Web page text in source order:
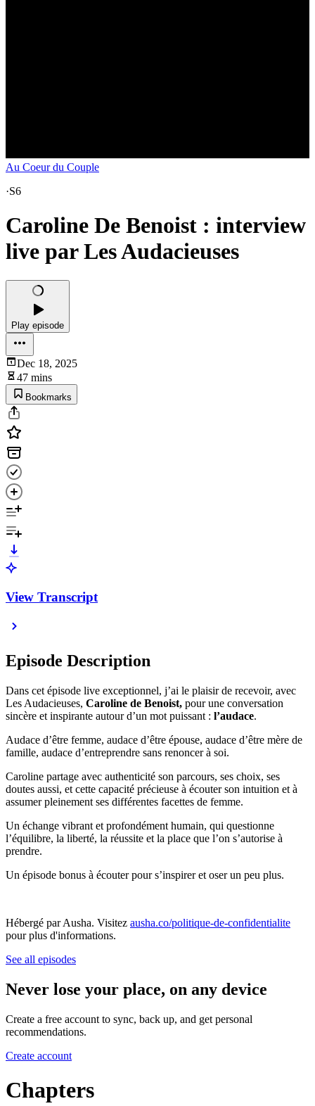
Au Coeur du Couple
·S6
Caroline De Benoist : interview
live par Les Audacieuses
Play episode
Dec 18, 2025
47 mins
Bookmarks
View Transcript
Episode Description
Dans cet épisode live exceptionnel, j’ai le plaisir de recevoir, avec
Les Audacieuses, Caroline de Benoist, pour une conversation
sincère et inspirante autour d’un mot puissant : l’audace.
Audace d’être femme, audace d’être épouse, audace d’être mère de
famille, audace d’entreprendre sans renoncer à soi.
Caroline partage avec authenticité son parcours, ses choix, ses
doutes aussi, et cette capacité précieuse à écouter son intuition et à
assumer pleinement ses différentes facettes de femme.
Un échange vibrant et profondément humain, qui questionne
l’équilibre, la liberté, la réussite et la place que l’on s’autorise à
prendre.
Un épisode bonus à écouter pour s’inspirer et oser un peu plus.
Hébergé par Ausha. Visitez ausha.co/politique-de-confidentialite
pour plus d'informations.
See all episodes
Never lose your place, on any device
Create a free account to sync, back up, and get personal
recommendations.
Create account
Chapters